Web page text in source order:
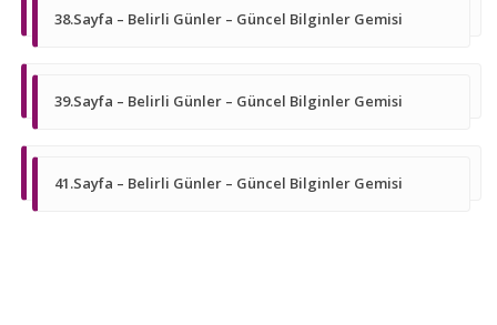
38.Sayfa – Belirli Günler – Güncel Bilginler Gemisi
39.Sayfa – Belirli Günler – Güncel Bilginler Gemisi
41.Sayfa – Belirli Günler – Güncel Bilginler Gemisi